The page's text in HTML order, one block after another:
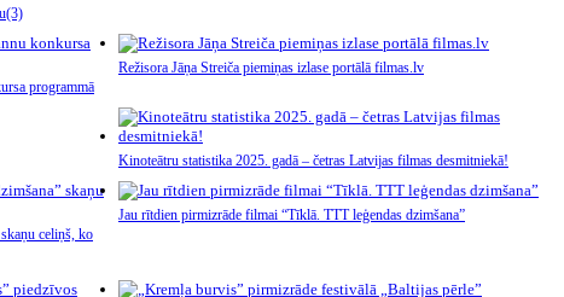
(3)
programmā
Režisora Jāņa Streiča piemiņas izlase portālā filmas.lv
Kinoteātru statistika 2025. gadā – četras Latvijas filmas desmitniekā!
celiņš, ko
Jau rītdien pirmizrāde filmai “Tīklā. TTT leģendas dzimšana”